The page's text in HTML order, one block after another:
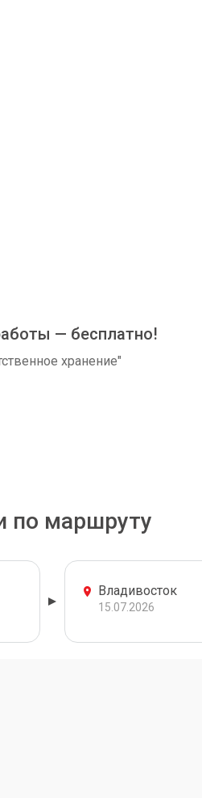
— бесплатно!
хранение"
по маршруту
Владивосток
15.07.2026